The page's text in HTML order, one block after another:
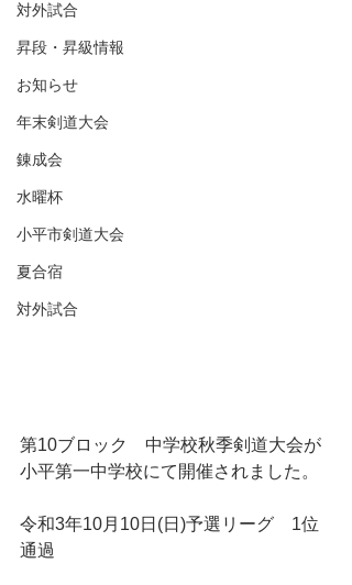
対外試合
昇段・昇級情報
お知らせ
年末剣道大会
錬成会
水曜杯
小平市剣道大会
夏合宿
対外試合
第10ブロック　中学校秋季剣道大会が
小平第一中学校にて開催されました。
令和3年10月10日(日)予選リーグ　1位
通過